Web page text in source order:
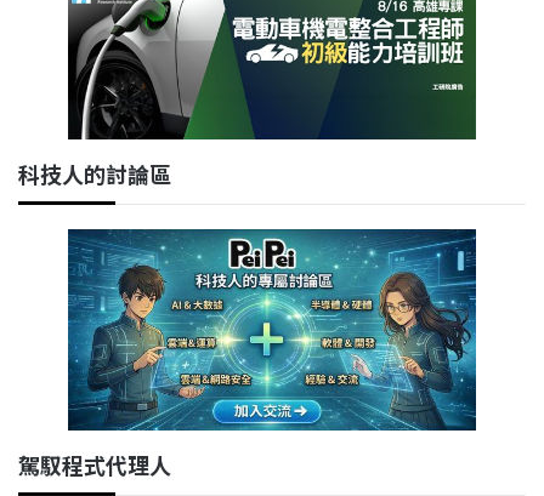
科技人的討論區
駕馭程式代理人